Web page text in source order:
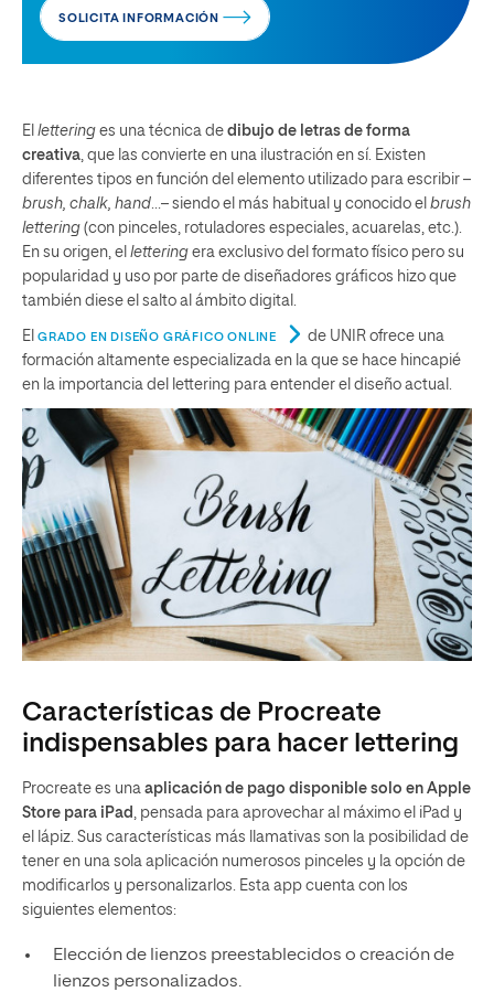
SOLICITA INFORMACIÓN
El lettering es una técnica de dibujo de letras de forma
creativa , que las convierte en una ilustración en sí. Existen
diferentes tipos en función del elemento utilizado para escribir –
brush, chalk, hand …– siendo el más habitual y conocido el brush
lettering (con pinceles, rotuladores especiales, acuarelas, etc.).
En su origen, el lettering era exclusivo del formato físico pero su
popularidad y uso por parte de diseñadores gráficos hizo que
también diese el salto al ámbito digital.
El GRADO EN DISEÑO GRÁFICO ONLINE
de UNIR ofrece una
formación altamente especializada en la que se hace hincapié
en la importancia del lettering para entender el diseño actual.
Características de Procreate
indispensables para hacer lettering
Procreate es una aplicación de pago disponible solo en Apple
Store para iPad, pensada para aprovechar al máximo el iPad y
el lápiz. Sus características más llamativas son la posibilidad de
tener en una sola aplicación numerosos pinceles y la opción de
modificarlos y personalizarlos. Esta app cuenta con los
siguientes elementos:
Elección de lienzos preestablecidos o creación de
lienzos personalizados.